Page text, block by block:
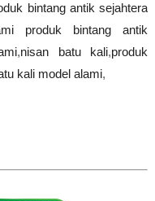
bintang antik sejahtera
produk bintang antik
,nisan batu kali,produk
kali model alami,